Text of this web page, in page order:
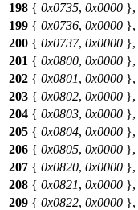
198 { 0x0735, 0x0000 },
199 { 0x0736, 0x0000 },
200 { 0x0737, 0x0000 },
201 { 0x0800, 0x0000 },
202 { 0x0801, 0x0000 },
203 { 0x0802, 0x0000 },
204 { 0x0803, 0x0000 },
205 { 0x0804, 0x0000 },
206 { 0x0805, 0x0000 },
207 { 0x0820, 0x0000 },
208 { 0x0821, 0x0000 },
209 { 0x0822, 0x0000 },